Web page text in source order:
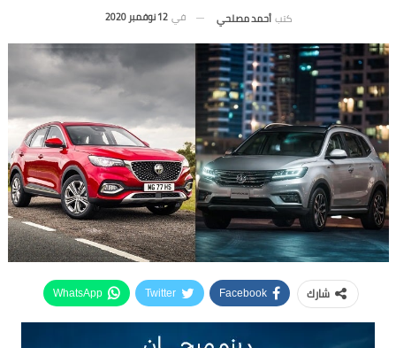
كتب أحمد مصلحي في 12 نوفمبر 2020
شارك Facebook
Twitter
WhatsApp